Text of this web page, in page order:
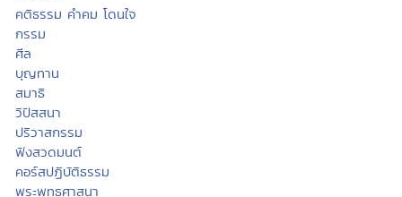
คติธรรม คำคม โดนใจ
กรรม
ศีล
บุญทาน
สมาธิ
วิปัสสนา
ปริวาสกรรม
ฟังสวดมนต์
คอร์สปฏิบัติธรรม
พระพุทธศาสนา